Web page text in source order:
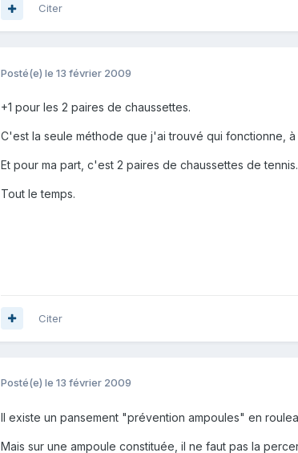
Citer
Posté(e) le 13 février 2009
+1 pour les 2 paires de chaussettes.
C'est la seule méthode que j'ai trouvé qui fonctionne,
Et pour ma part, c'est 2 paires de chaussettes de tennis.
Tout le temps.
Citer
Posté(e) le 13 février 2009
Il existe un pansement "prévention ampoules" en
Mais sur une ampoule constituée, il ne faut pas la